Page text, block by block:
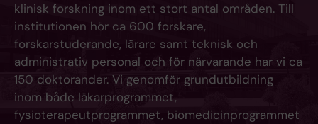
klinisk forskning inom ett stort antal områden. Till
institutionen hör ca 600 forskare,
forskarstuderande, lärare samt teknisk och
administrativ personal och för närvarande har vi ca
150 doktorander. Vi genomför grundutbildning
inom både läkarprogrammet,
fysioterapeutprogrammet, biomedicinprogrammet